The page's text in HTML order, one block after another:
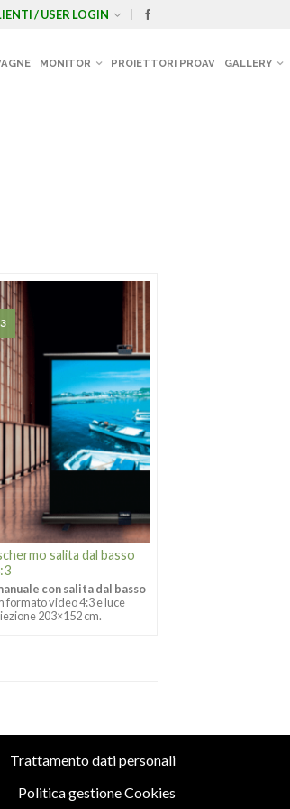
/ USER LOGIN
MONITOR PROIETTORI PROAV GALLERY
salita dal basso
con salita dal basso
formato video 4:3 e luce
203×152 cm.
Trattamento dati personali
Politica gestione Cookies